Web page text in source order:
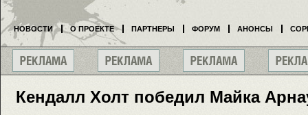
Кендалл Холт победил Майка
НОВОСТИ О ПРОЕКТЕ ПАРТНЕРЫ ФОРУМ АНОНСЫ